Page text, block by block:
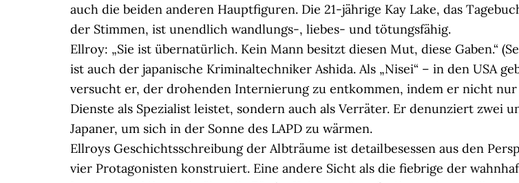
auch die beiden anderen Hauptfiguren. Die 21-jährige Kay Lake, das
der Stimmen, ist unendlich wandlungs-, liebes- und tötungsfähig.
Ellroy: „Sie ist übernatürlich. Kein Mann besitzt diesen Mut, diese Gaben.“
ist auch der japanische Kriminaltechniker Ashida. Als „Nisei“ – in den USA
versucht er, der drohenden Internierung zu entkommen, indem er nicht
Dienste als Spezialist leistet, sondern auch als Verräter. Er denunziert zwei
Japaner, um sich in der Sonne des LAPD zu wärmen.
Ellroys Geschichtsschreibung der Albträume ist detailbesessen aus den
vier Protagonisten konstruiert. Eine andere Sicht als die fiebrige der